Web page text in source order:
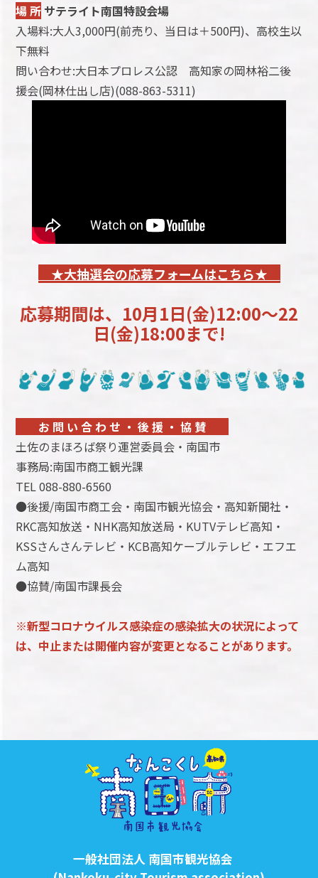
場 所 サテライト南国特設会場
入場料:大人3,000円(前売り、当日は＋500円)、高校生以
下無料
問い合わせ:大日本プロレス公認 高知家の岡林裕二後
援会(岡林仕出し店)(088-863-5311)
★大抽選会の応募フォームはこちら★
応募期間は、10月1日(金)12:00～22
日(金)18:00まで!
お 問 い 合 わ せ ・ 後 援 ・ 協 賛
土佐のまほろば祭り運営委員会・南国市
事務局:南国市商工観光課
TEL 088-880-6560
●後援/南国市商工会・南国市観光協会・高知新聞社・
RKC高知放送・NHK高知放送局・KUTVテレビ高知・
KSSさんさんテレビ・KCB高知ケーブルテレビ・エフエ
ム高知
●協賛/南国市課長会
※新型コロナウイルス感染症の感染拡大の状況によって
は、中止または開催内容が変更となることがあります。
一般社団法人 南国市観光協会